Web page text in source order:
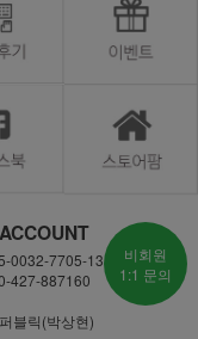
0032-7705-13
427-887160
블릭(박상현)
비회원
1:1 문의